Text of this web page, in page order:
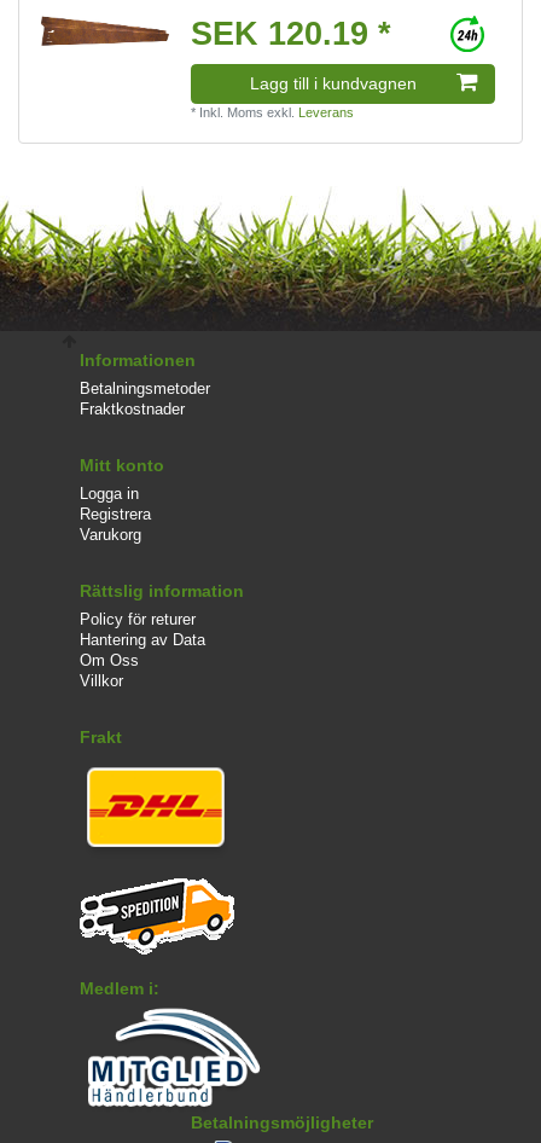
SEK 120.19 *
Lagg till i kundvagnen
* Inkl. Moms exkl. Leverans
Informationen
Betalningsmetoder
Fraktkostnader
Mitt konto
Logga in
Registrera
Varukorg
Rättslig information
Policy för returer
Hantering av Data
Om Oss
Villkor
Frakt
Medlem i:
Betalningsmöjligheter